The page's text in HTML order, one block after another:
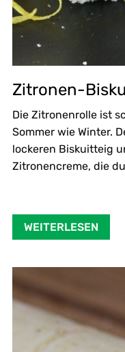
Zitronen-
Die Zitronenrolle ist
Sommer wie Winter.
lockeren Biskuitteig
Zitronencreme, die
WEITERLESEN